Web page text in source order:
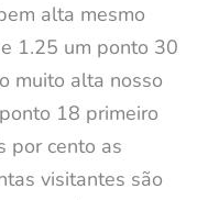
alta mesmo
1.25 um ponto 30
muito alta nosso
18 primeiro
por cento as
visitantes são